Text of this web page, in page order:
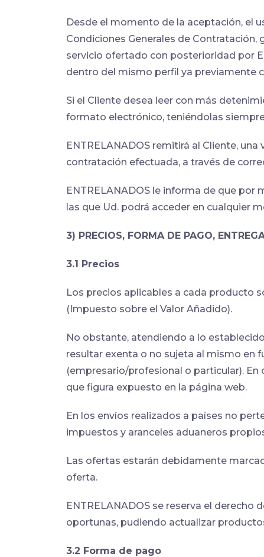
Desde el momento de la aceptación, el
Condiciones Generales de
servicio ofertado con posterioridad por
dentro del mismo perfil ya previamente
Si el Cliente desea leer con más
formato electrónico, teniéndolas
ENTRELANADOS remitirá al Cliente,
contratación efectuada, a través de
ENTRELANADOS le informa de que
las que Ud. podrá acceder en cualquier
3) PRECIOS, FORMA DE PAGO,
3.1 Precios
Los precios aplicables a cada producto
(Impuesto sobre el Valor Añadido).
No obstante, atendiendo a lo
resultar exenta o no sujeta al mismo en
(empresario/profesional o particular).
que figura expuesto en la página web.
En los envíos realizados a países no
impuestos y aranceles aduaneros
Las ofertas estarán debidamente
oferta.
ENTRELANADOS se reserva el
oportunas, pudiendo actualizar
3.2 Forma de pago